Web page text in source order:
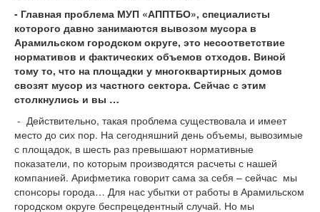
- Главная проблема МУП «АППТБО», специалисты
которого давно занимаются вывозом мусора в
Арамильском городском округе, это несоответствие
нормативов и фактических объемов отходов. Виной
тому то, что на площадки у многоквартирных домов
свозят мусор из частного сектора. Сейчас с этим
столкнулись и вы …
- Действительно, такая проблема существовала и имеет
место до сих пор. На сегодняшний день объемы, вывозимые
с площадок, в шесть раз превышают нормативные
показатели, по которым производятся расчеты с нашей
компанией. Арифметика говорит сама за себя – сейчас мы
спонсоры города… Для нас убытки от работы в Арамильском
городском округе беспрецедентный случай. Но мы